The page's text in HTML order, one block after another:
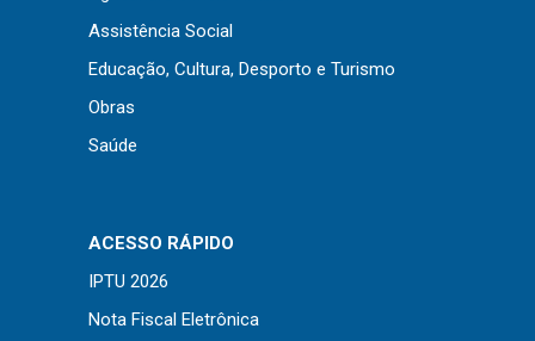
Assistência Social
Educação, Cultura, Desporto e Turismo
Obras
Saúde
ACESSO RÁPIDO
IPTU 2026
Nota Fiscal Eletrônica